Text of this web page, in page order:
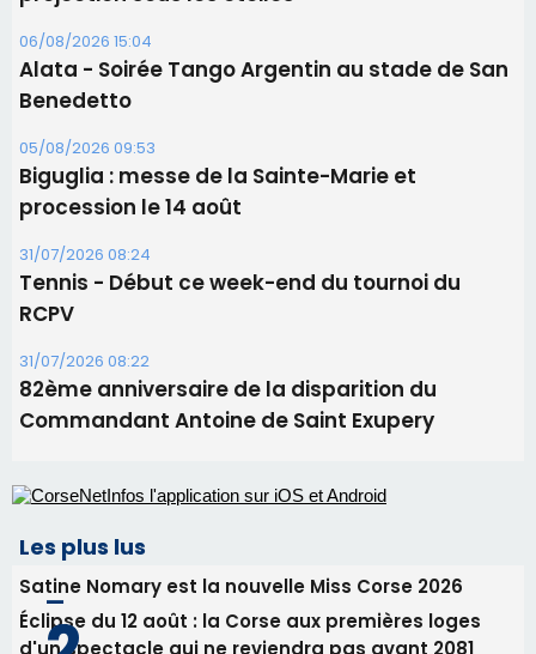
31/07/2026 08:24
Tennis - Début ce week-end du tournoi du
RCPV
31/07/2026 08:22
82ème anniversaire de la disparition du
Commandant Antoine de Saint Exupery
Les plus lus
Satine Nomary est la nouvelle Miss Corse 2026
Éclipse du 12 août : la Corse aux premières loges
d'un spectacle qui ne reviendra pas avant 2081
profiter pleinement du spectacle ?
consommation en recul dans les restaurants
La gendarmerie alerte les restaurateurs corses
face à une nouvelle escroquerie au faux vendeur de
vin